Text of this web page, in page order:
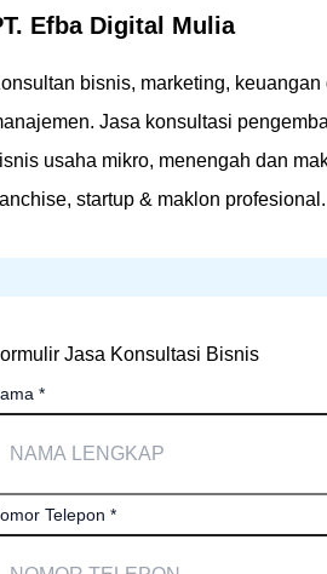
Efba Digital Mulia
bisnis, marketing, keuangan
Jasa konsultasi
usaha mikro, menengah dan
startup & maklon profesional.
Jasa Konsultasi Bisnis
*
Telepon *